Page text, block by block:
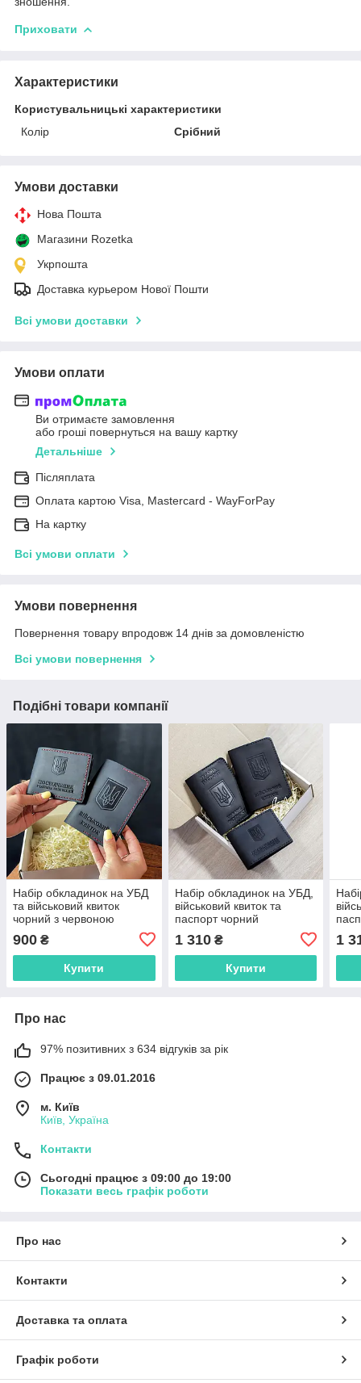
Приховати
Характеристики
Користувальницькі характеристики
Колір
Срібний
Умови доставки
Нова Пошта
Магазини Rozetka
Укрпошта
Доставка курьером Нової Пошти
Всі умови доставки
Умови оплати
Ви отримаєте замовлення
або гроші повернуться на вашу картку
Детальніше
Післяплата
Оплата картою Visa, Mastercard - WayForPay
На картку
Всі умови оплати
Умови повернення
Повернення товару впродовж 14 днів за домовленістю
Всі умови повернення
Подібні товари компанії
Набір обкладинок на УБД
та військовий квиток
чорний з червоною
900 ₴
Купити
Набір обкладинок на УБД,
військовий квиток та
паспорт чорний
1 310₴
Купити
1
Про нас
97% позитивних з 634 відгуків за рік
Працює з 09.01.2016
м. Київ
Київ, Україна
Контакти
Сьогодні працює з 09:00 до 19:00
Показати весь графік роботи
Про нас
Контакти
Доставка та оплата
Графік роботи